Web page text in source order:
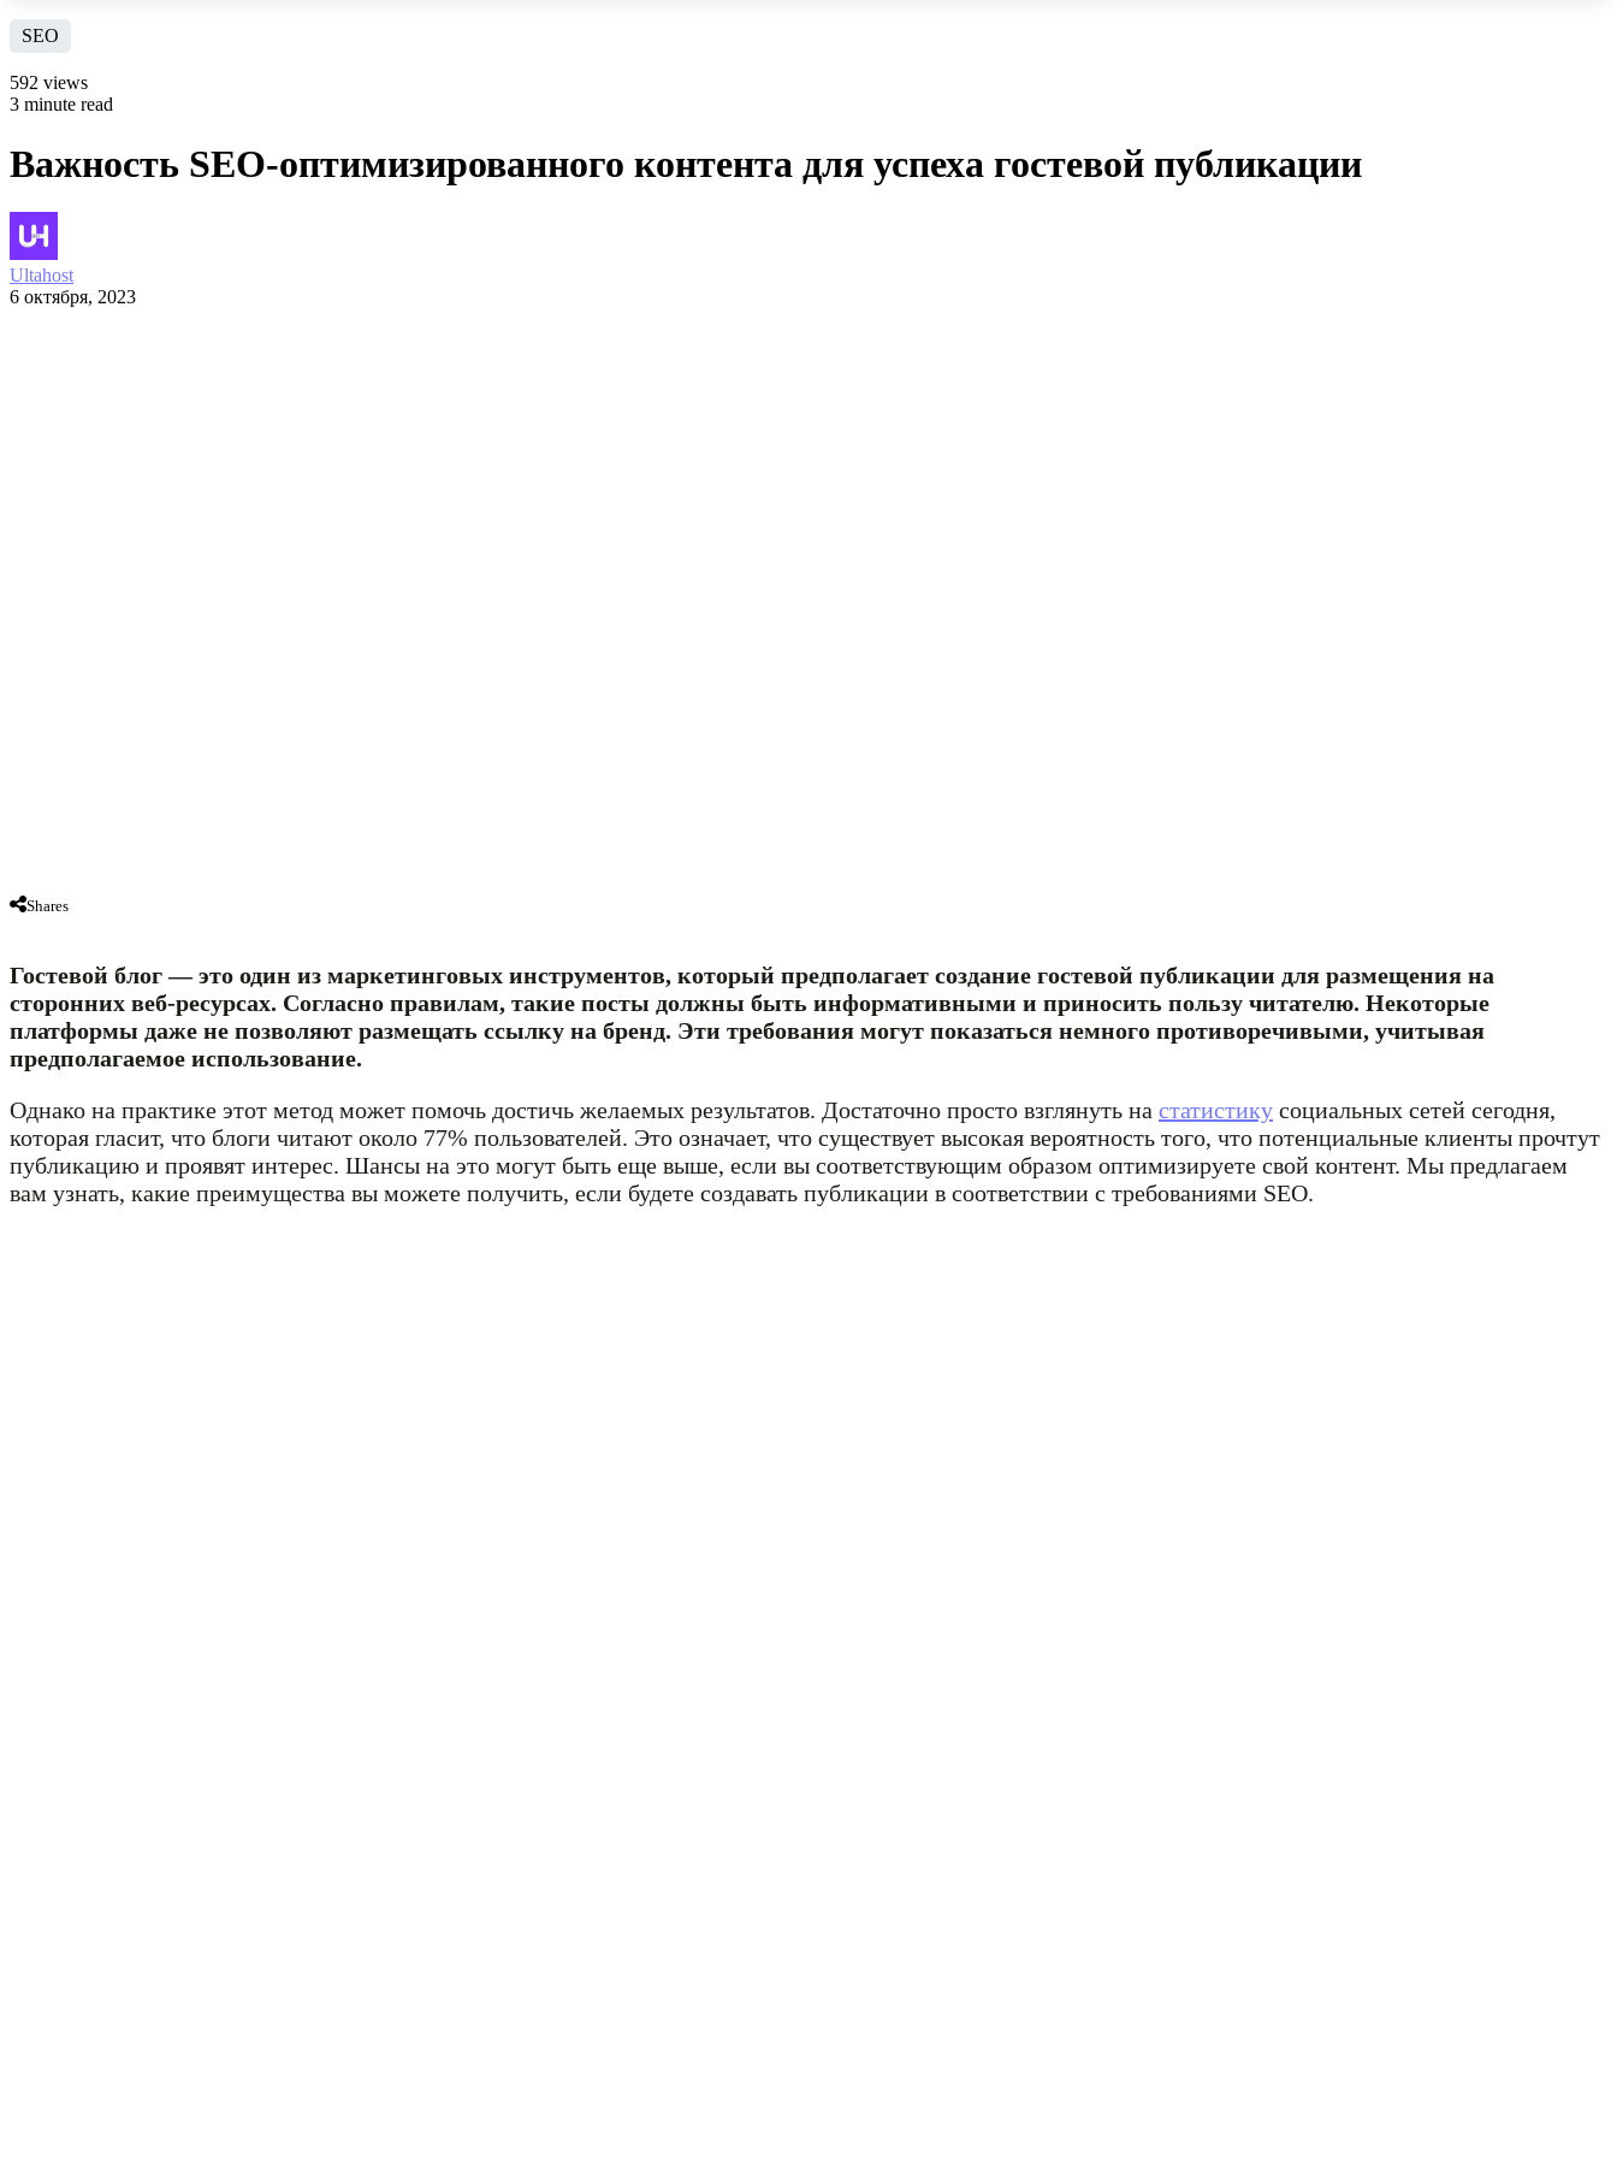
SEO
592 views
3 minute read
Важность SEO-оптимизированного контента для успеха гостевой публикации
Ultahost
6 октября, 2023
Shares
Гостевой блог — это один из маркетинговых инструментов, который предполагает создание гостевой публикации для размещения на
сторонних веб-ресурсах. Согласно правилам, такие посты должны быть информативными и приносить пользу читателю. Некоторые
платформы даже не позволяют размещать ссылку на бренд. Эти требования могут показаться немного противоречивыми, учитывая
предполагаемое использование.
Однако на практике этот метод может помочь достичь желаемых результатов. Достаточно просто взглянуть на статистику социальных сетей сегодня,
которая гласит, что блоги читают около 77% пользователей. Это означает, что существует высокая вероятность того, что потенциальные клиенты прочтут
публикацию и проявят интерес. Шансы на это могут быть еще выше, если вы соответствующим образом оптимизируете свой контент. Мы предлагаем
вам узнать, какие преимущества вы можете получить, если будете создавать публикации в соответствии с требованиями SEO.